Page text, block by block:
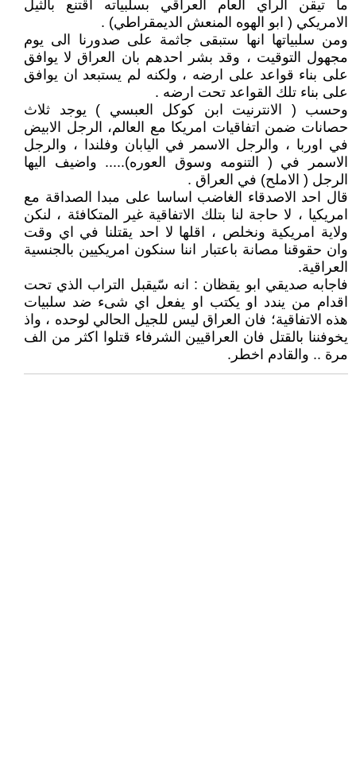
ما تيقن الراي العام العراقي بسلبياته اقتنع بالثيل
الامريكي ( ابو الهوه المنعش الديمقراطي) .
ومن سلبياتها انها ستبقى جاثمة على صدورنا الى يوم
مجهول التوقيت ، وقد بشر احدهم بان العراق لا يوافق
على بناء قواعد على ارضه ، ولكنه لم يستبعد ان يوافق
على بناء تلك القواعد تحت ارضه .
وحسب ( الانترنيت ابن كوكل العبسي ) يوجد ثلاث
حصانات ضمن اتفاقيات امريكا مع العالم، الرجل الابيض
في اوربا ، والرجل الاسمر في اليابان وفلندا ، والرجل
الاسمر في ( التنومه وسوق العوره)..... واضيف اليها
الرجل ( الاملح) في العراق .
قال احد الاصدقاء الغاضب اساسا على مبدا الصداقة مع
امريكيا ، لا حاجة لنا بتلك الاتفاقية غير المتكافئة ، لنكن
ولاية امريكية ونخلص ، اقلها لا احد يقتلنا في اي وقت
وان حقوقنا مصانة باعتبار اننا سنكون امريكيين بالجنسية
العراقية.
فاجابه صديقي ابو يقظان : انه سّيقبل التراب الذي تحت
اقدام من يندد او يكتب او يفعل اي شىء ضد سلبيات
هذه الاتفاقية؛ فان العراق ليس للجيل الحالي لوحده ، واذ
يخوفننا بالقتل فان العراقيين الشرفاء قتلوا اكثر من الف
مرة .. والقادم اخطر.